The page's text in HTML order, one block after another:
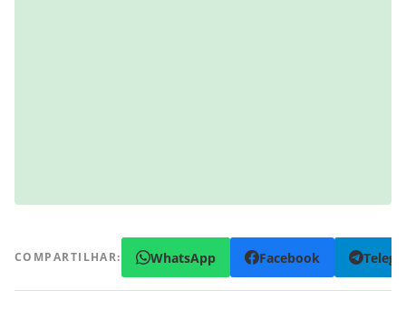
COMPARTILHAR: WhatsApp Facebook